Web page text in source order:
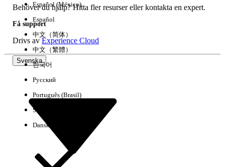
Rensa alla Klart
Behöver du hjälp? Hitta fler resurser eller kontakta en expert.
Få support
Drivs avExperience Cloud
Svenska
Español (México)
Español
中文（简体）
中文（繁體）
한국어
Русский
Português (Brasil)
Suomi
Dansk